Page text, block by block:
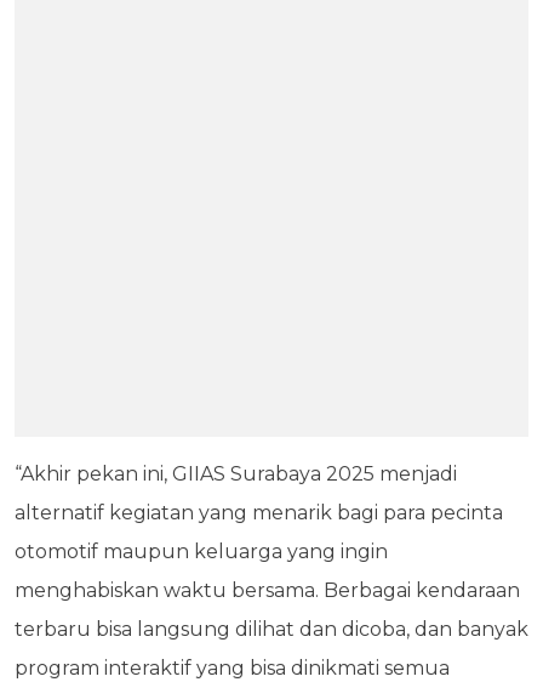
“Akhir pekan ini, GIIAS Surabaya 2025 menjadi
alternatif kegiatan yang menarik bagi para pecinta
otomotif maupun keluarga yang ingin
menghabiskan waktu bersama. Berbagai kendaraan
terbaru bisa langsung dilihat dan dicoba, dan banyak
program interaktif yang bisa dinikmati semua